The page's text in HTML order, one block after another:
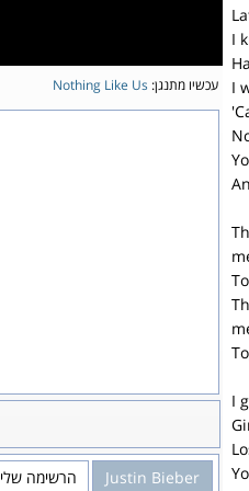
I
I
I
עכשיו מתנגן: Nothing Like Us
Justin Bieber הרשימה שלי